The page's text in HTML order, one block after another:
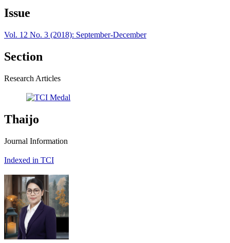
Issue
Vol. 12 No. 3 (2018): September-December
Section
Research Articles
Thaijo
Journal Information
Indexed in TCI